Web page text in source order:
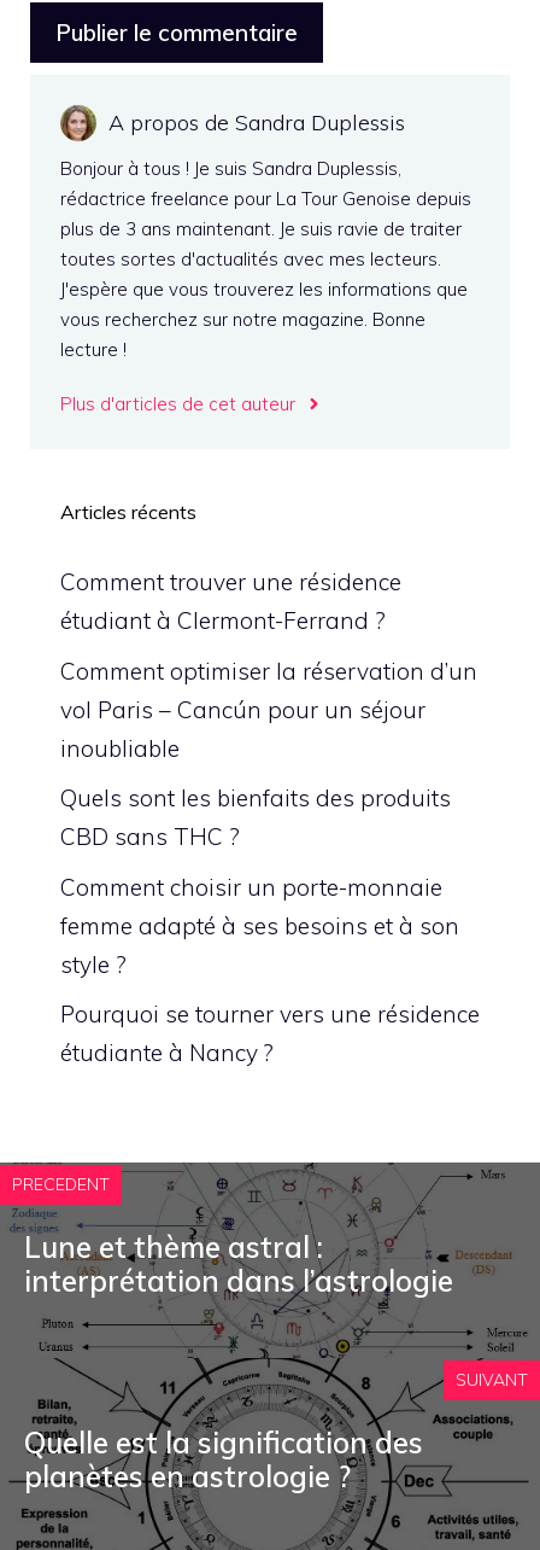
A propos de Sandra Duplessis
Bonjour à tous ! Je suis Sandra Duplessis,
rédactrice freelance pour La Tour Genoise depuis
plus de 3 ans maintenant. Je suis ravie de traiter
toutes sortes d'actualités avec mes lecteurs.
J'espère que vous trouverez les informations que
vous recherchez sur notre magazine. Bonne
lecture !
Plus d'articles de cet auteur
Articles récents
Comment trouver une résidence
étudiant à Clermont-Ferrand ?
Comment optimiser la réservation d’un
vol Paris – Cancún pour un séjour
inoubliable
Quels sont les bienfaits des produits
CBD sans THC ?
Comment choisir un porte-monnaie
femme adapté à ses besoins et à son
style ?
Pourquoi se tourner vers une résidence
étudiante à Nancy ?
PRECEDENT
Lune et thème astral :
interprétation dans l’astrologie
SUIVANT
Quelle est la signification des
planètes en astrologie ?